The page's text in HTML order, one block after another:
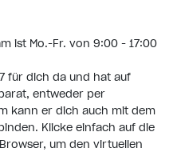
ist Mo.-Fr. von 9:00 - 17:00
für dich da und hat auf
entweder per
kann er dich auch mit dem
Klicke einfach auf die
um den virtuellen